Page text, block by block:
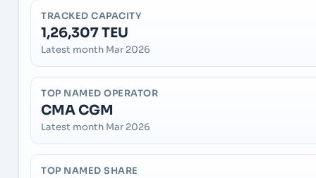
TRACKED CAPACITY
1,26,307 TEU
Latest month Mar 2026
TOP NAMED OPERATOR
CMA CGM
Latest month Mar 2026
TOP NAMED SHARE